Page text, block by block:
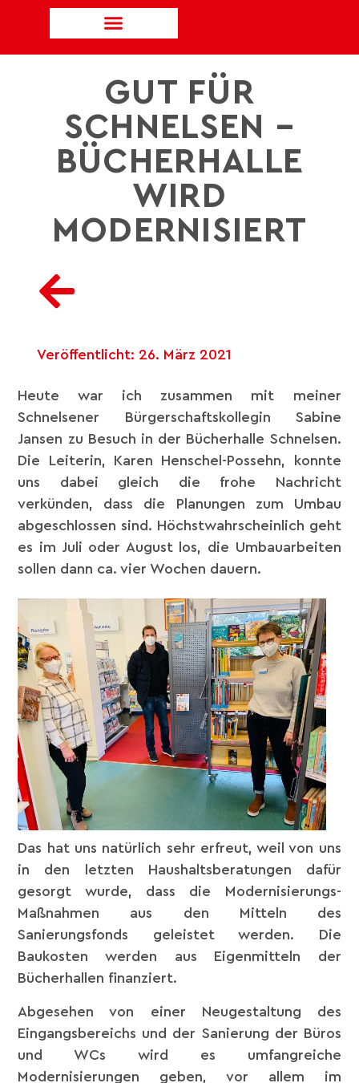
GUT FÜR
SCHNELSEN –
BÜCHERHALLE
WIRD
MODERNISIERT
Veröffentlicht: 26. März 2021
Heute war ich zusammen mit meiner
Schnelsener Bürgerschaftskollegin Sabine
Jansen zu Besuch in der Bücherhalle Schnelsen.
Die Leiterin, Karen Henschel-Possehn, konnte
uns dabei gleich die frohe Nachricht
verkünden, dass die Planungen zum Umbau
abgeschlossen sind. Höchstwahrscheinlich geht
es im Juli oder August los, die Umbauarbeiten
sollen dann ca. vier Wochen dauern.
Das hat uns natürlich sehr erfreut, weil von uns
in den letzten Haushaltsberatungen dafür
gesorgt wurde, dass die Modernisierungs-
Maßnahmen aus den Mitteln des
Sanierungsfonds geleistet werden. Die
Baukosten werden aus Eigenmitteln der
Bücherhallen finanziert.
Abgesehen von einer Neugestaltung des
Eingangsbereichs und der Sanierung der Büros
und WCs wird es umfangreiche
Modernisierungen geben, vor allem im